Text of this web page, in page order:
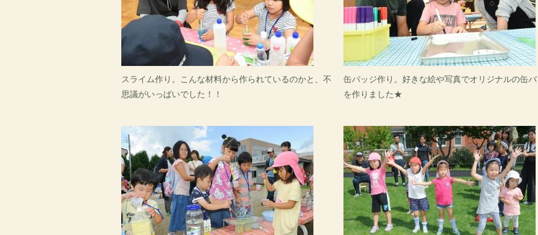
スライム作り。こんな材料から作られているのかと、不
思議がいっぱいでした！！
缶バッジ作り。好きな絵や写真でオリジナルの缶
を作りました★